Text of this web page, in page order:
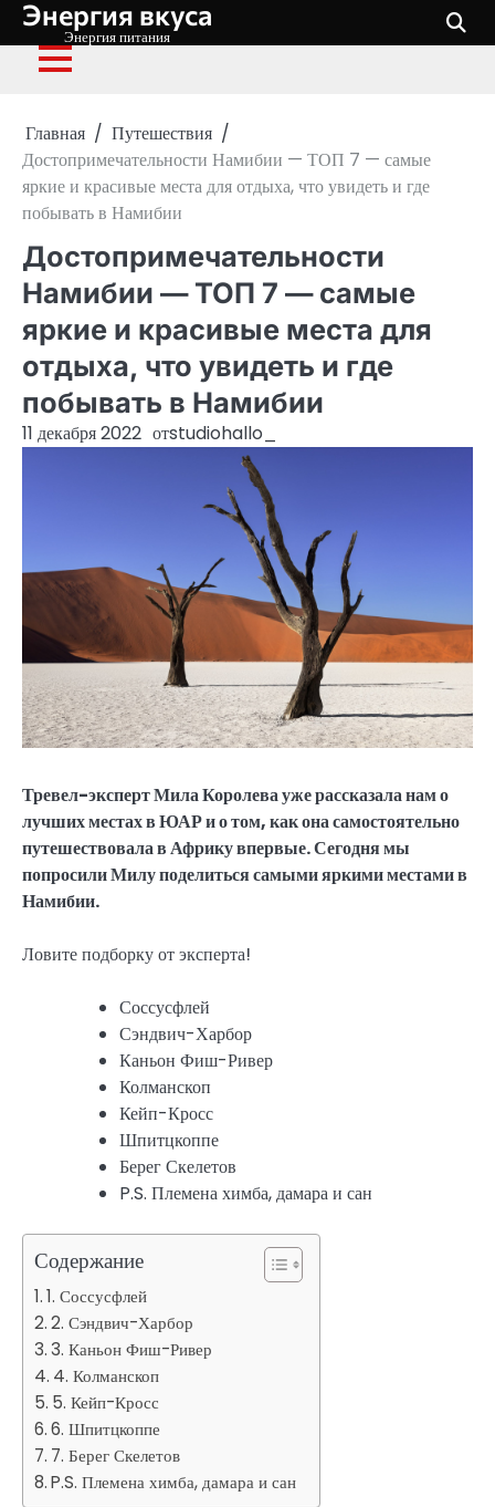
Перейти
содержимому
Энергия вкуса
Энергия питания
Главная
Путешествия
Достопримечательности Намибии — ТОП 7 — самые
яркие и красивые места для отдыха, что увидеть и где
побывать в Намибии
Достопримечательности
Намибии — ТОП 7 — самые
яркие и красивые места для
отдыха, что увидеть и где
побывать в Намибии
11 декабря 2022 отstudiohallo_
Тревел-эксперт Мила Королева уже рассказала нам о
лучших местах в ЮАР и о том, как она самостоятельно
путешествовала в Африку впервые. Сегодня мы
попросили Милу поделиться самыми яркими местами в
Намибии.
Ловите подборку от эксперта!
Соссусфлей
Сэндвич-Харбор
Каньон Фиш-Ривер
Колманскоп
Кейп-Кросс
Шпитцкоппе
Берег Скелетов
P.S. Племена химба, дамара и сан
Содержание
1. Соссусфлей
2. Сэндвич-Харбор
3. Каньон Фиш-Ривер
4. Колманскоп
5. Кейп-Кросс
6. Шпитцкоппе
7. Берег Скелетов
P.S. Племена химба, дамара и сан